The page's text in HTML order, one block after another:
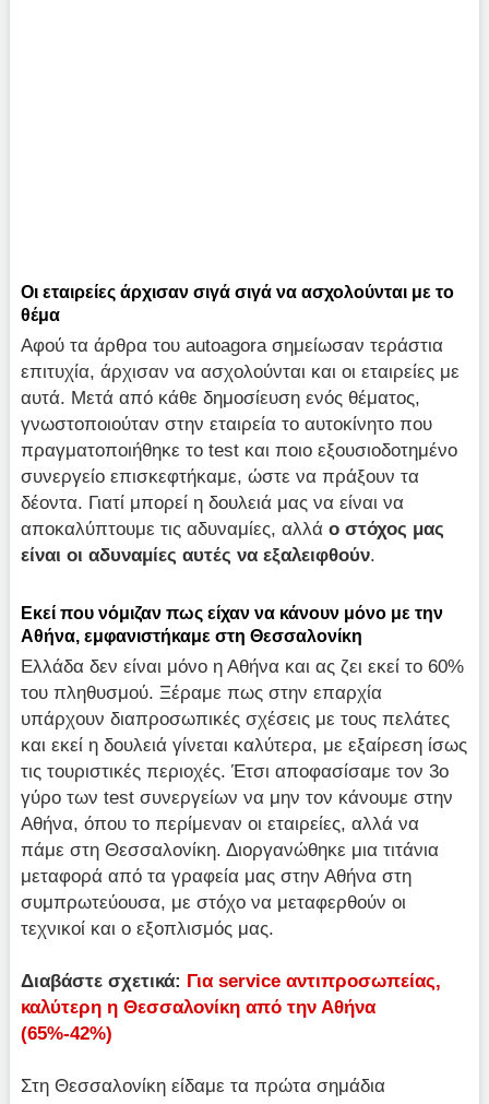
Οι εταιρείες άρχισαν σιγά σιγά να ασχολούνται με το
θέμα
Αφού τα άρθρα του autoagora σημείωσαν τεράστια
επιτυχία, άρχισαν να ασχολούνται και οι εταιρείες με
αυτά. Μετά από κάθε δημοσίευση ενός θέματος,
γνωστοποιούταν στην εταιρεία το αυτοκίνητο που
πραγματοποιήθηκε το test και ποιο εξουσιοδοτημένο
συνεργείο επισκεφτήκαμε, ώστε να πράξουν τα
δέοντα. Γιατί μπορεί η δουλειά μας να είναι να
αποκαλύπτουμε τις αδυναμίες, αλλάο στόχος μας
είναι οι αδυναμίες αυτές να εξαλειφθούν.
Εκεί που νόμιζαν πως είχαν να κάνουν μόνο με την
Αθήνα, εμφανιστήκαμε στη Θεσσαλονίκη
Ελλάδα δεν είναι μόνο η Αθήνα και ας ζει εκεί το 60%
του πληθυσμού. Ξέραμε πως στην επαρχία
υπάρχουν διαπροσωπικές σχέσεις με τους πελάτες
και εκεί η δουλειά γίνεται καλύτερα, με εξαίρεση ίσως
τις τουριστικές περιοχές. Έτσι αποφασίσαμε τον 3ο
γύρο των test συνεργείων να μην τον κάνουμε στην
Αθήνα, όπου το περίμεναν οι εταιρείες, αλλά να
πάμε στη Θεσσαλονίκη. Διοργανώθηκε μια τιτάνια
μεταφορά από τα γραφεία μας στην Αθήνα στη
συμπρωτεύουσα, με στόχο να μεταφερθούν οι
τεχνικοί και ο εξοπλισμός μας.
Διαβάστε σχετικά: Για service αντιπροσωπείας,
καλύτερη η Θεσσαλονίκη από την Αθήνα
(65%-42%)
Στη Θεσσαλονίκη είδαμε τα πρώτα σημάδια